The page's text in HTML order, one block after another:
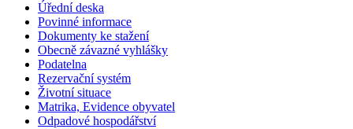
Úřední deska
Povinné informace
Dokumenty ke stažení
Obecně závazné vyhlášky
Podatelna
Rezervační systém
Životní situace
Matrika, Evidence obyvatel
Odpadové hospodářství